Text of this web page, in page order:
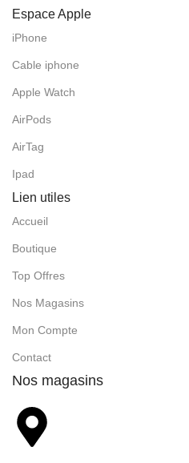
Espace Apple
iPhone
Cable iphone
Apple Watch
AirPods
AirTag
Ipad
Lien utiles
Accueil
Boutique
Top Offres
Nos Magasins
Mon Compte
Contact
Nos magasins